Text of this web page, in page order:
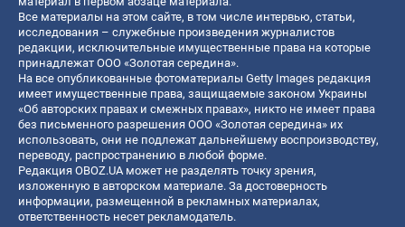
Все материалы на этом сайте, в том числе интервью, статьи,
исследования – служебные произведения журналистов
редакции, исключительные имущественные права на которые
принадлежат ООО «Золотая середина».
На все опубликованные фотоматериалы Getty Images редакция
имеет имущественные права, защищаемые законом Украины
«Об авторских правах и смежных правах», никто не имеет права
без письменного разрешения ООО «Золотая середина» их
использовать, они не подлежат дальнейшему воспроизводству,
переводу, распространению в любой форме.
Редакция OBOZ.UA может не разделять точку зрения,
изложенную в авторском материале. За достоверность
информации, размещенной в рекламных материалах,
ответственность несет рекламодатель.